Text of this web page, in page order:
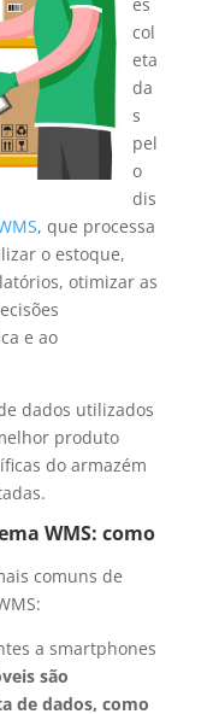
col
eta
da
s
pel
o
dis
, que processa
o estoque,
otimizar as
e ao
dados utilizados
produto
do armazém
WMS: como
comuns de
a smartphones
são
de dados, como